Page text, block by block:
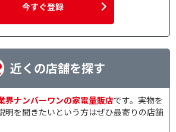
今すぐ登録
近くの店舗を探す
界ナンバーワンの家電量販店です。実物を
明を聞きたいという方はぜひ最寄りの店舗